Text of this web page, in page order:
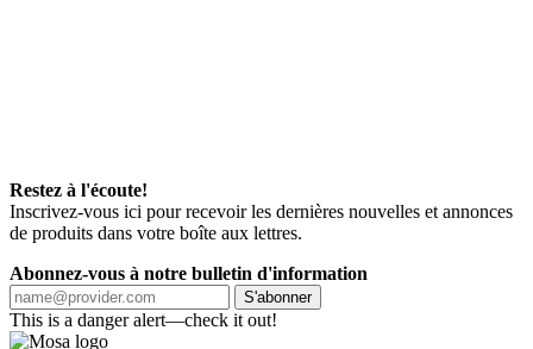
Restez à l'écoute!
Inscrivez-vous ici pour recevoir les dernières nouvelles et annonces
de produits dans votre boîte aux lettres.
Abonnez-vous à notre bulletin d'information
S'abonner
This is a danger alert—check it out!